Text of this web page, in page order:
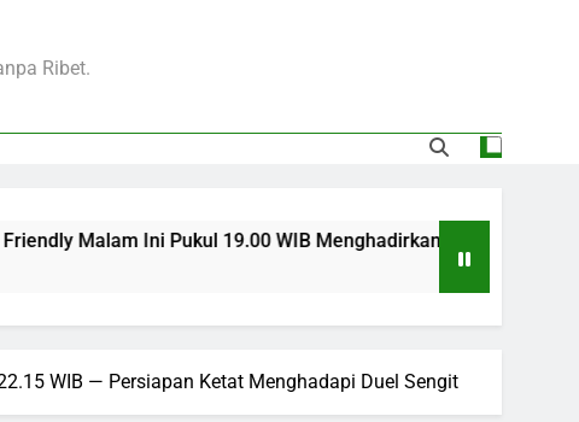
Jadi Sorotan Besar Pecinta Sepak Bola
Ribet.
19.00 WIB Menghadirkan Berita Terbaru Duel
WIB — Persiapan Ketat Menghadapi Duel Sengit